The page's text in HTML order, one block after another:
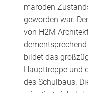
maroden
geworden war.
von H2M
bildet das
Haupttreppe und
des Schulbaus.